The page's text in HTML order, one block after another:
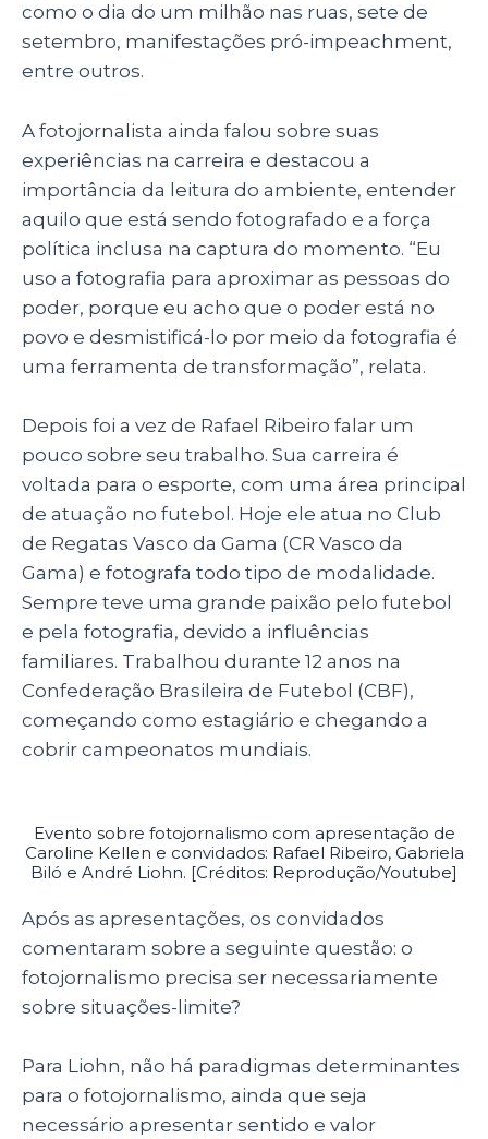
como o dia do um milhão nas ruas, sete de
setembro, manifestações pró-impeachment,
entre outros.
A fotojornalista ainda falou sobre suas
experiências na carreira e destacou a
importância da leitura do ambiente, entender
aquilo que está sendo fotografado e a força
política inclusa na captura do momento. “Eu
uso a fotografia para aproximar as pessoas do
poder, porque eu acho que o poder está no
povo e desmistificá-lo por meio da fotografia é
uma ferramenta de transformação”, relata.
Depois foi a vez de Rafael Ribeiro falar um
pouco sobre seu trabalho. Sua carreira é
voltada para o esporte, com uma área principal
de atuação no futebol. Hoje ele atua no Club
de Regatas Vasco da Gama (CR Vasco da
Gama) e fotografa todo tipo de modalidade.
Sempre teve uma grande paixão pelo futebol
e pela fotografia, devido a influências
familiares. Trabalhou durante 12 anos na
Confederação Brasileira de Futebol (CBF),
começando como estagiário e chegando a
cobrir campeonatos mundiais.
Evento sobre fotojornalismo com apresentação de
Caroline Kellen e convidados: Rafael Ribeiro, Gabriela
Biló e André Liohn. [Créditos: Reprodução/Youtube]
Após as apresentações, os convidados
comentaram sobre a seguinte questão: o
fotojornalismo precisa ser necessariamente
sobre situações-limite?
Para Liohn, não há paradigmas determinantes
para o fotojornalismo, ainda que seja
necessário apresentar sentido e valor